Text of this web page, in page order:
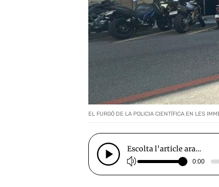
EL FURGÓ DE LA POLICIA CIENTÍFICA EN LES
Escolta l'article ara…
0:00